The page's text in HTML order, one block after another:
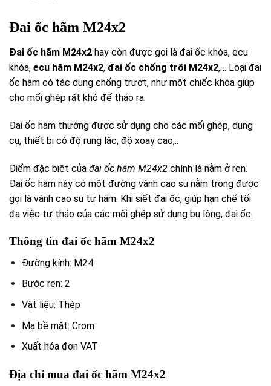
Đai ốc hãm M24x2
Đai ốc hãm M24x2 hay còn được gọi là đai ốc khóa, ecu
khóa, ecu hãm M24x2, đai ốc chống trôi M24x2,… Loại đai
ốc hãm có tác dụng chống trượt, như một chiếc khóa giúp
cho mối ghép rất khó để tháo ra.
Đai ốc hãm thường được sử dụng cho các mối ghép, dụng
cụ, thiết bị có độ rung lắc, độ xoay cao,..
Điểm đặc biệt của đai ốc hãm M24x2 chính là nằm ở ren.
Đai ốc hãm này có một đường vành cao su nằm trong được
gọi là vành cao su tự hãm. Khi siết đai ốc, giúp hạn chế tối
đa việc tự tháo của các mối ghép sử dụng bu lông, đai ốc.
Thông tin đai ốc hãm M24x2
Đường kính: M24
Bước ren: 2
Vật liệu: Thép
Mạ bề mặt: Crom
Xuất hóa đơn VAT
Địa chỉ mua đai ốc hãm M24x2